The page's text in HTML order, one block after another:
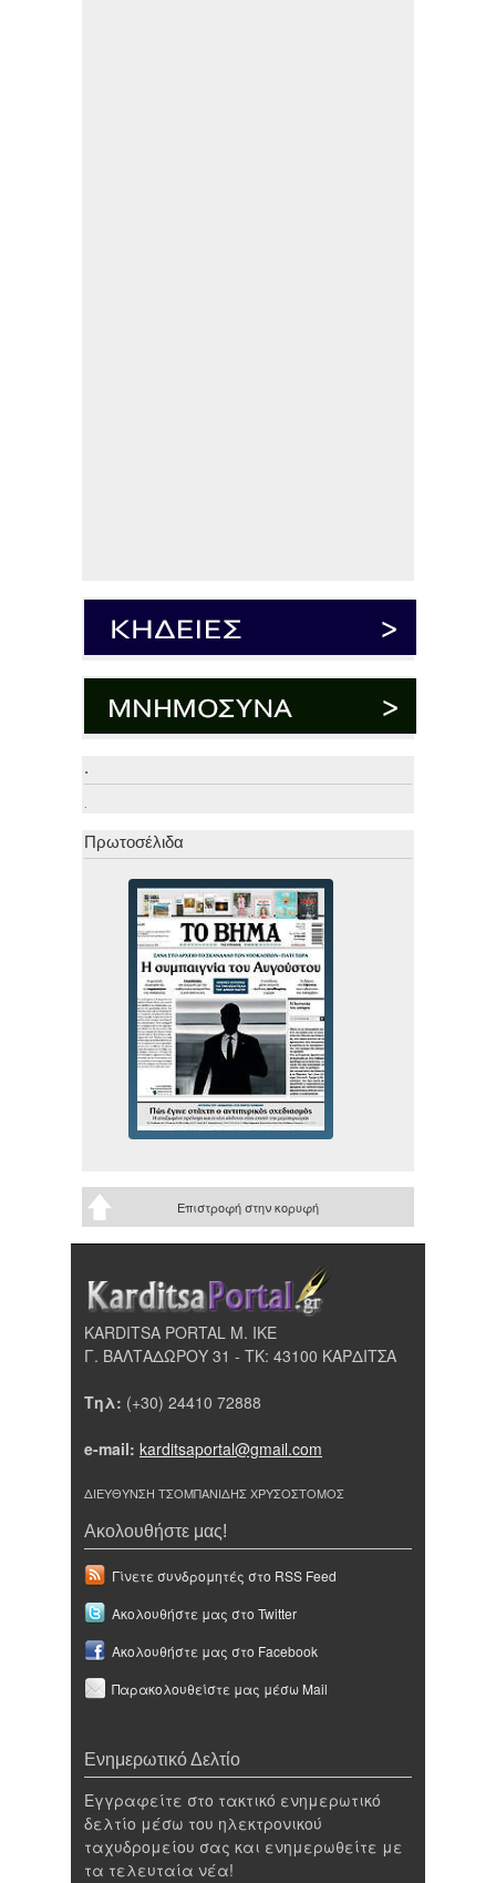
.
.
Πρωτοσέλιδα
Επιστροφή στην κορυφή
KARDITSA PORTAL Μ. ΙΚΕ
Γ. ΒΑΛΤΑΔΩΡΟΥ 31 - ΤΚ: 43100 ΚΑΡΔΙΤΣΑ
Τηλ: (+30) 24410 72888
e-mail: karditsaportal@gmail.com
ΔΙΕΥΘΥΝΣΗ ΤΣΟΜΠΑΝΙΔΗΣ ΧΡΥΣΟΣΤΟΜΟΣ
Ακολουθήστε μας!
Γίνετε συνδρομητές στο RSS Feed
Ακολουθήστε μας στο Twitter
Ακολουθήστε μας στο Facebook
Παρακολουθείστε μας μέσω Mail
Ενημερωτικό Δελτίο
Εγγραφείτε στο τακτικό ενημερωτικό
δελτίο μέσω του ηλεκτρονικού
ταχυδρομείου σας και ενημερωθείτε με
τα τελευταία νέα!